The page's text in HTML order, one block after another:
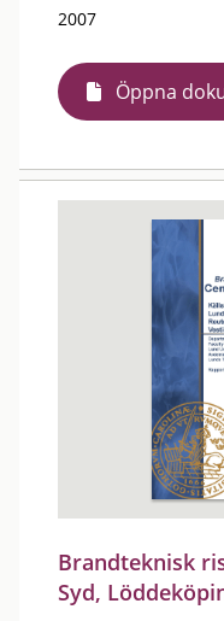
2007
Öppna
Brandteknisk
Syd,